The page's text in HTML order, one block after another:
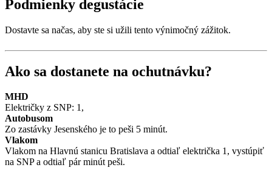
Podmienky degustácie
Dostavte sa načas, aby ste si užili tento výnimočný zážitok.
Ako sa dostanete na ochutnávku?
MHD
Električky z SNP: 1,
Autobusom
Zo zastávky Jesenského je to peši 5 minút.
Vlakom
Vlakom na Hlavnú stanicu Bratislava a odtiaľ električka 1, vystúpiť
na SNP a odtiaľ pár minút peši.